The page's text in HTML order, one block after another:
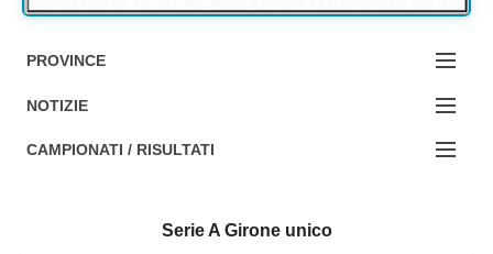
PROVINCE
EDIZIONE:
BOLOGNA
NOTIZIE
NOTIZIE:
CAMPIONATI / RISULTATI
Serie A Girone unico